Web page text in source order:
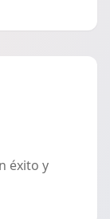
éxito y